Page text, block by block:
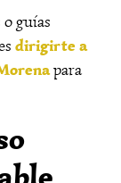
guías
dirigirte a
para